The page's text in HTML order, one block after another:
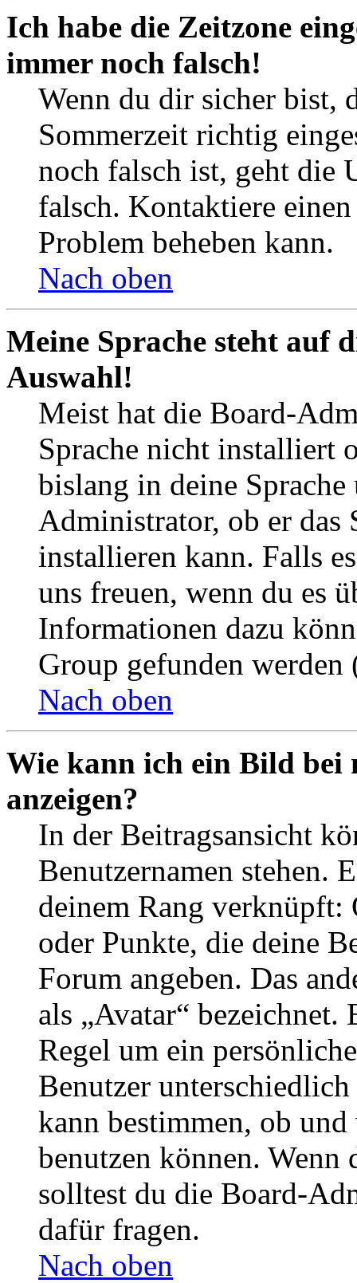
Ich habe die Zeitzone
immer noch falsch!
Wenn du dir sicher bist,
Sommerzeit richtig
noch falsch ist, geht die
falsch. Kontaktiere
Problem beheben kann.
Nach oben
Meine Sprache steht auf
Auswahl!
Meist hat die Board-
Sprache nicht installiert
bislang in deine
Administrator, ob er das
installieren kann. Falls
uns freuen, wenn du es
Informationen dazu
Group gefunden
Nach oben
Wie kann ich ein Bild bei
anzeigen?
In der Beitragsansicht
Benutzernamen stehen.
deinem Rang verknüpft:
oder Punkte, die deine
Forum angeben. Das
als „Avatar“
Regel um ein
Benutzer
kann bestimmen, ob
benutzen können. Wenn
solltest du die Board-
dafür fragen.
Nach oben